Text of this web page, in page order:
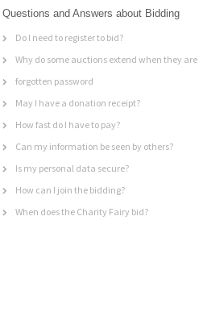
Questions and Answers about Bidding
Do I need to register to bid?
Why do some auctions extend when they are
forgotten password
May I have a donation receipt?
How fast do I have to pay?
Can my information be seen by others?
Is my personal data secure?
How can I join the bidding?
When does the Charity Fairy bid?